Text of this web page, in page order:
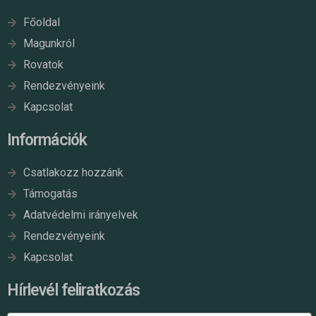
Főoldal
Magunkról
Rovatok
Rendezvényeink
Kapcsolat
Információk
Csatlakozz hozzánk
Támogatás
Adatvédelmi irányelvek
Rendezvényeink
Kapcsolat
Hírlevél feliratkozás